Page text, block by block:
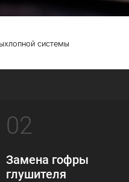
системы
02
Замена гофры
глушителя